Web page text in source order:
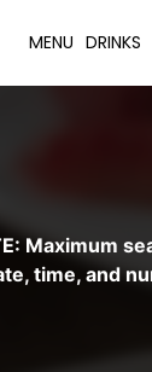
MENU DRINKS